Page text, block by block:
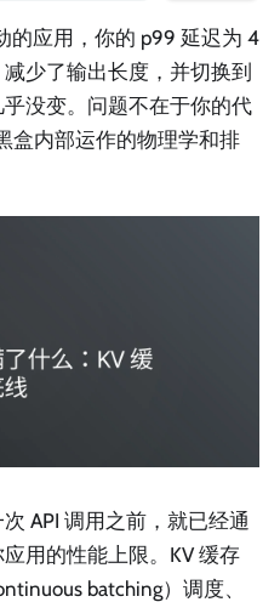
的应用，你的 p99 延迟为 4
少了输出长度，并切换到
没变。问题不在于你的代
盒内部运作的物理学和排
API 调用之前，就已经通
用的性能上限。KV 缓存
batching）调度、